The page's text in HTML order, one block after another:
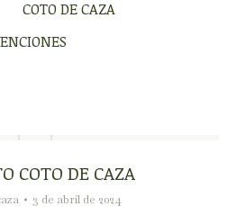
COTO DE CAZA
COTO DE CAZA
3 de abril de 2024